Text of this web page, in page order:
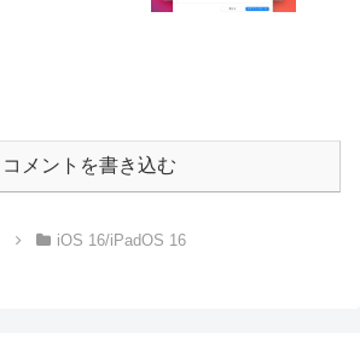
コメントを書き込む
iOS 16/iPadOS 16